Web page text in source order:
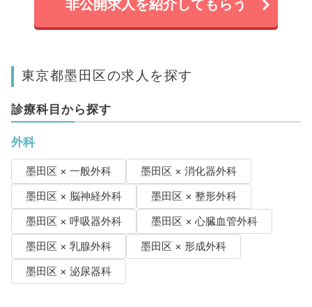
非公開求人を紹介してもらう
東京都墨田区の求人を探す
診療科目から探す
外科
墨田区 × 一般外科
墨田区 × 消化器外科
墨田区 × 脳神経外科
墨田区 × 整形外科
墨田区 × 呼吸器外科
墨田区 × 心臓血管外科
墨田区 × 乳腺外科
墨田区 × 形成外科
墨田区 × 泌尿器科